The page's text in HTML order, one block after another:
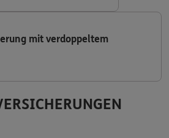
mit verdoppeltem